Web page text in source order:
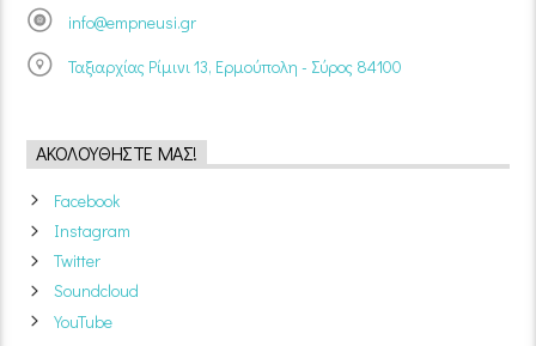
info@empneusi.gr
Ταξιαρχίας Ρίμινι 13, Ερμούπολη - Σύρος 84100
ΑΚΟΛΟΥΘΉΣΤΕ ΜΑΣ!
Facebook
Instagram
Twitter
Soundcloud
YouTube